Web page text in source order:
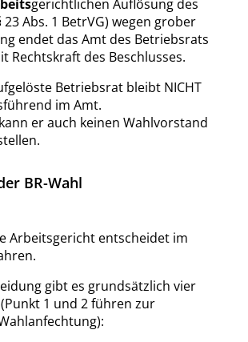
gerichtlichen Auflösung des
Abs. 1 BetrVG) wegen grober
endet das Amt des Betriebsrats
Rechtskraft des Beschlusses.
Betriebsrat bleibt NICHT
im Amt.
er auch keinen Wahlvorstand
BR-Wahl
Arbeitsgericht entscheidet im
gibt es grundsätzlich vier
1 und 2 führen zur